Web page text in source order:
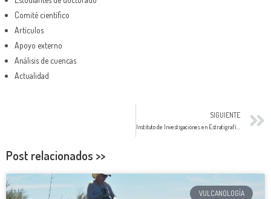
Comité científico
Artículos
Apoyo externo
Análisis de cuencas
Actualidad
SIGUIENTE
Instituto de Investigaciones en Estratigrafía fue reconocido como Centro de Investigación
Post relacionados >>
VULCANOLOGÍA